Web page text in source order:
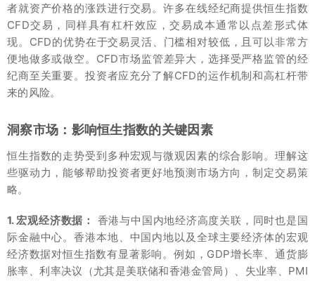
者就资产价格的涨跌进行交易。许多在线经纪商提供恒生指数
CFD交易，同样具有杠杆效应，交易成本通常以点差形式体
现。CFD的优势在于交易灵活、门槛相对较低，且可以非常方
便地做多或做空。CFD市场监管差异大，选择受严格监管的经
纪商至关重要。投资者应充分了解CFD的运作机制和高杠杆带
来的风险。
洞察市场：影响恒生指数的关键因素
恒生指数的走势受到多种宏观与微观因素的综合影响。理解这
些驱动力，能够帮助投资者更好地预测市场方向，制定交易策
略。
1. 宏观经济数据：
香港与中国内地经济高度关联，同时也是国
际金融中心。香港本地、中国内地以及全球主要经济体的宏观
经济数据对恒生指数有显著影响。例如，GDP增长率、通货膨
胀率、利率决议（尤其是美联储和香港金管局）、失业率、PMI